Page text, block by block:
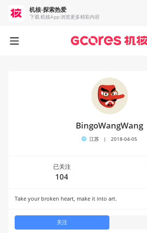
BingoWangWang
江苏 | 2018-04-05
已关注
104
Take your broken heart, make it into art.
关注
机核-探索热爱
下载 机核App 浏览更多精彩内容